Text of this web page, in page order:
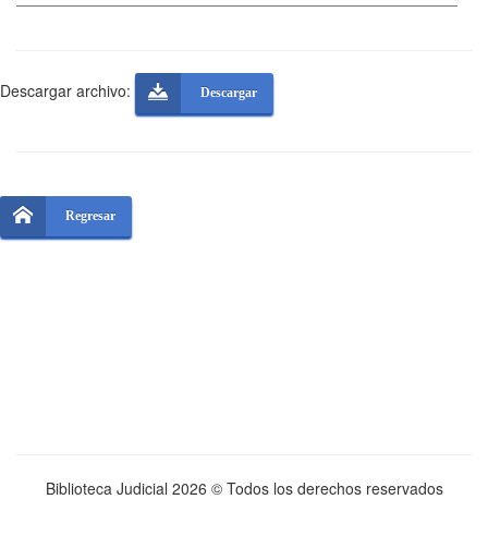
Descargar archivo: Descargar
Regresar
Biblioteca Judicial 2026 © Todos los derechos reservados